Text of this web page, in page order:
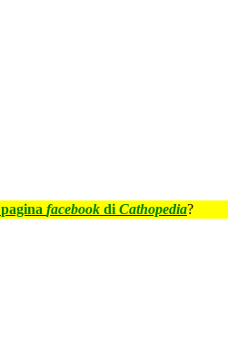
pagina facebook di Cathopedia?